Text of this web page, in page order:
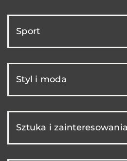
Sport
Styl i moda
Sztuka i zainteresowania